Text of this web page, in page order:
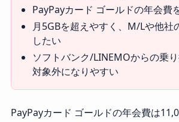
PayPayカード ゴールドの年会費
月5GBを超えやすく、M/Lや他社
したい
ソフトバンク/LINEMOからの乗
対象外になりやすい
PayPayカード ゴールドの年会費は